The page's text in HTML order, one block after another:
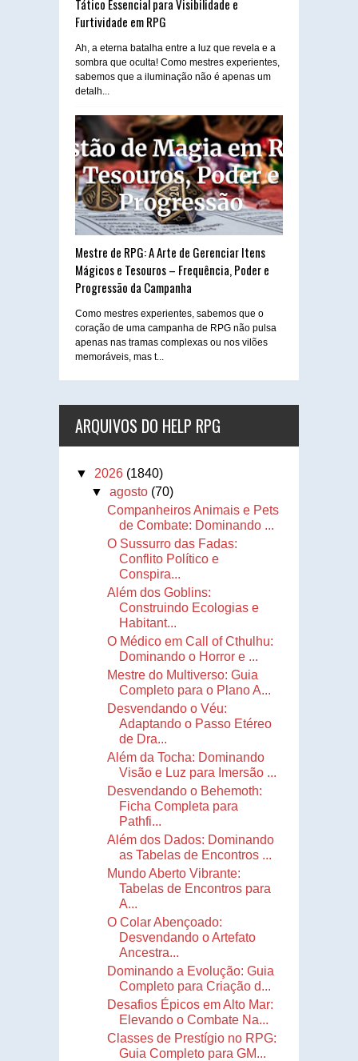
Tático Essencial para Visibilidade e
Furtividade em RPG
Ah, a eterna batalha entre a luz que revela e a
sombra que oculta! Como mestres experientes,
sabemos que a iluminação não é apenas um
detalh...
Mestre de RPG: A Arte de Gerenciar Itens
Mágicos e Tesouros – Frequência, Poder e
Progressão da Campanha
Como mestres experientes, sabemos que o
coração de uma campanha de RPG não pulsa
apenas nas tramas complexas ou nos vilões
memoráveis, mas t...
ARQUIVOS DO HELP RPG
▼ 2026 (1840)
▼agosto (70)
Companheiros Animais e Pets
de Combate: Dominando ...
O Sussurro das Fadas:
Conflito Político e
Conspira...
Além dos Goblins:
Construindo Ecologias e
Habitant...
O Médico em Call of Cthulhu:
Dominando o Horror e ...
Mestre do Multiverso: Guia
Completo para o Plano A...
Desvendando o Véu:
Adaptando o Passo Etéreo
de Dra...
Além da Tocha: Dominando
Visão e Luz para Imersão ...
Desvendando o Behemoth:
Ficha Completa para
Pathfi...
Além dos Dados: Dominando
as Tabelas de Encontros ...
Mundo Aberto Vibrante:
Tabelas de Encontros para
A...
O Colar Abençoado:
Desvendando o Artefato
Ancestra...
Dominando a Evolução: Guia
Completo para Criação d...
Desafios Épicos em Alto Mar:
Elevando o Combate Na...
Classes de Prestígio no RPG:
Guia Completo para GM...